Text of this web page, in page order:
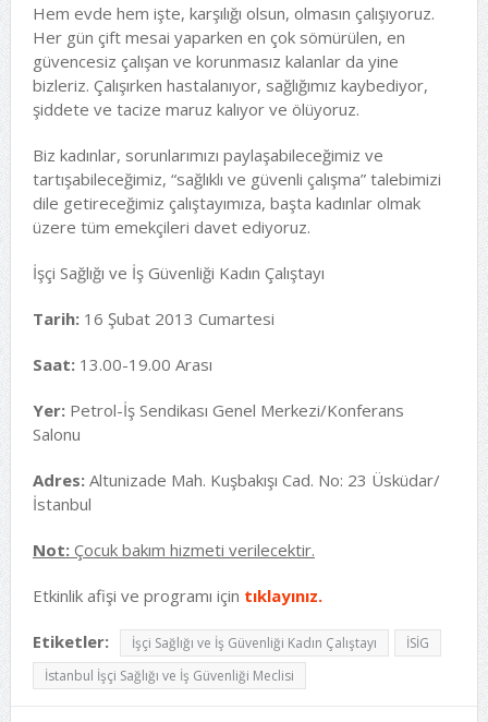
Hem evde hem işte, karşılığı olsun, olmasın çalışıyoruz.
Her gün çift mesai yaparken en çok sömürülen, en
güvencesiz çalışan ve korunmasız kalanlar da yine
bizleriz. Çalışırken hastalanıyor, sağlığımız kaybediyor,
şiddete ve tacize maruz kalıyor ve ölüyoruz.
Biz kadınlar, sorunlarımızı paylaşabileceğimiz ve
tartışabileceğimiz, “sağlıklı ve güvenli çalışma” talebimizi
dile getireceğimiz çalıştayımıza, başta kadınlar olmak
üzere tüm emekçileri davet ediyoruz.
İşçi Sağlığı ve İş Güvenliği Kadın Çalıştayı
Tarih:16 Şubat 2013 Cumartesi
Saat:13.00-19.00 Arası
Yer:Petrol-İş Sendikası Genel Merkezi/Konferans
Salonu
Adres:Altunizade Mah. Kuşbakışı Cad. No: 23 Üsküdar/
İstanbul
Not:Çocuk bakım hizmeti verilecektir.
Etkinlik afişi ve programı için tıklayınız.
Etiketler: İşçi Sağlığı ve İş Güvenliği Kadın Çalıştayı
İSİG
İstanbul İşçi Sağlığı ve İş Güvenliği Meclisi